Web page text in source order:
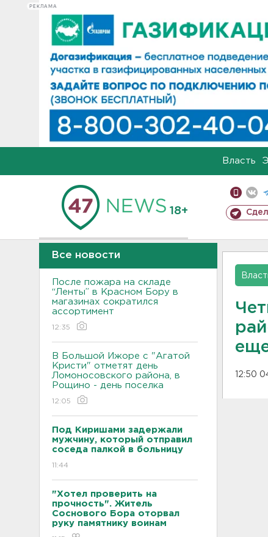
РЕКЛАМА
Власть
18+
Все новости
После пожара на складе
“Ленты” в Красном Бору в
магазинах сократился
ассортимент
12:35
В Большой Ижоре с "Агатой
Кристи" отметят день
Ломоносовского района, в
Рощино - день поселка
12:05
Под Киришами задержали
мужчину, который отправил
соседа палкой в больницу
11:44
"Хотел проверить на
прочность". Житель
Соснового Бора оторвал
руку памятнику воинам
12:50